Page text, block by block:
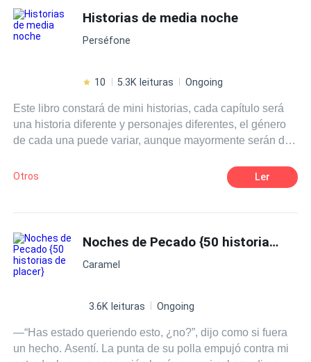
Historias de media noche
Perséfone
10 5.3K leituras Ongoing
Este libro constará de mini historias, cada capítulo será
una historia diferente y personajes diferentes, el género
de cada una puede variar, aunque mayormente serán de
Otros Ler
Noches de Pecado {50 historias de placer}
Caramel
3.6K leituras Ongoing
—“Has estado queriendo esto, ¿no?”, dijo como si fuera
un hecho. Asentí. La punta de su polla empujó contra mi